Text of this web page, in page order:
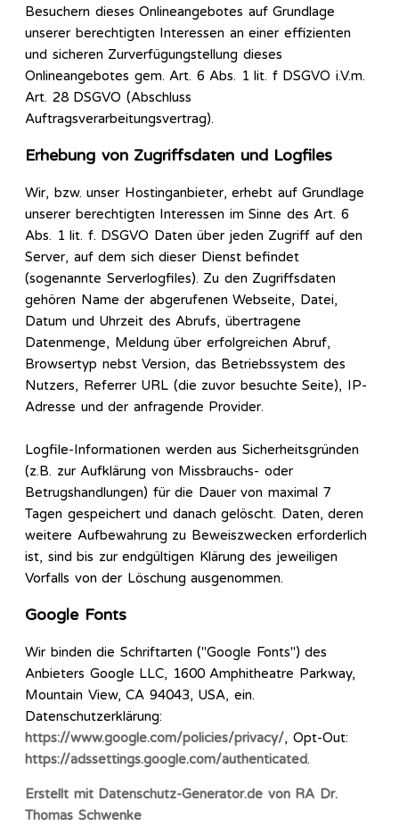
Besuchern dieses Onlineangebotes auf Grundlage
unserer berechtigten Interessen an einer effizienten
und sicheren Zurverfügungstellung dieses
Onlineangebotes gem. Art. 6 Abs. 1 lit. f DSGVO i.V.m.
Art. 28 DSGVO (Abschluss
Auftragsverarbeitungsvertrag).
Erhebung von Zugriffsdaten und Logfiles
Wir, bzw. unser Hostinganbieter, erhebt auf Grundlage
unserer berechtigten Interessen im Sinne des Art. 6
Abs. 1 lit. f. DSGVO Daten über jeden Zugriff auf den
Server, auf dem sich dieser Dienst befindet
(sogenannte Serverlogfiles). Zu den Zugriffsdaten
gehören Name der abgerufenen Webseite, Datei,
Datum und Uhrzeit des Abrufs, übertragene
Datenmenge, Meldung über erfolgreichen Abruf,
Browsertyp nebst Version, das Betriebssystem des
Nutzers, Referrer URL (die zuvor besuchte Seite), IP-
Adresse und der anfragende Provider.
Logfile-Informationen werden aus Sicherheitsgründen
(z.B. zur Aufklärung von Missbrauchs- oder
Betrugshandlungen) für die Dauer von maximal 7
Tagen gespeichert und danach gelöscht. Daten, deren
weitere Aufbewahrung zu Beweiszwecken erforderlich
ist, sind bis zur endgültigen Klärung des jeweiligen
Vorfalls von der Löschung ausgenommen.
Google Fonts
Wir binden die Schriftarten ("Google Fonts") des
Anbieters Google LLC, 1600 Amphitheatre Parkway,
Mountain View, CA 94043, USA, ein.
Datenschutzerklärung:
https://www.google.com/policies/privacy/, Opt-Out:
https://adssettings.google.com/authenticated.
Erstellt mit Datenschutz-Generator.de von RA Dr.
Thomas Schwenke